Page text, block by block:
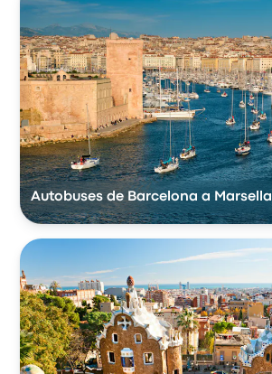
Autobuses de Barcelona a Marsella